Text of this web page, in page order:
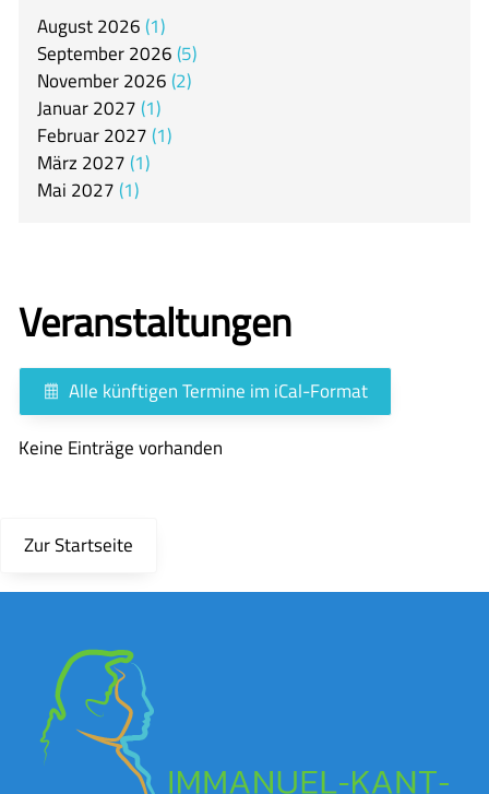
Mensa
Unsere Schulgemeinschaft
Kontakt
🇬🇧
August2026 1
September2026 5
November2026 2
Januar2027 1
Februar2027 1
März 2027 1
Mai 2027 1
Veranstaltungen
Alle künftigen Termine im iCal-Format
Keine Einträge vorhanden
Zur Startseite